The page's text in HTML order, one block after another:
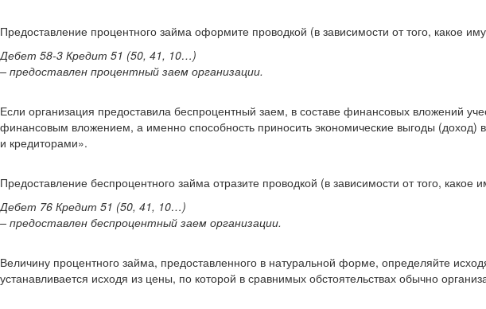
Предоставление процентного займа оформите проводкой (в зависимости от того, какое
Дебет 58-3 Кредит 51 (50, 41, 10…)
– предоставлен процентный заем организации.
Если организация предоставила беспроцентный заем, в составе финансовых вложений
финансовым вложением, а именно способность приносить экономические выгоды
и кредиторами».
Предоставление беспроцентного займа отразите проводкой (в зависимости от того,
Дебет 76 Кредит 51 (50, 41, 10…)
– предоставлен беспроцентный заем организации.
Величину процентного займа, предоставленного в натуральной форме, определяйте
устанавливается исходя из цены, по которой в сравнимых обстоятельствах обычно